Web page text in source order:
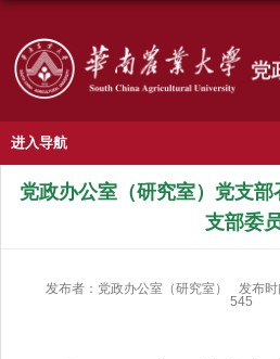
进入导航
党政办公室（研究室）党支
支部委
发布者：党政办公室（研究室） 发布
545